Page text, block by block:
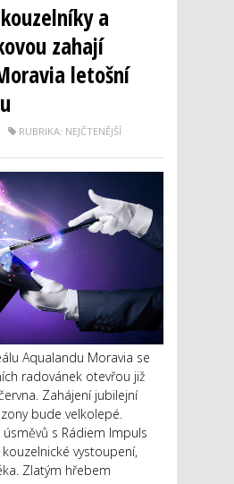
a
zahají
letošní
RUBRIKA: NEJČTENĚJŠÍ
Aqualandu Moravia se
radovánek otevřou již
Zahájení jubilejní
bude velkolepé.
s Rádiem Impuls
vystoupení,
Zlatým hřebem